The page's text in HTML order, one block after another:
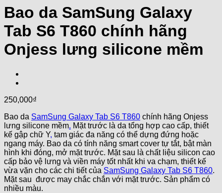
Bao da SamSung Galaxy
Tab S6 T860 chính hãng
Onjess lưng silicone mềm
250,000₫
Bao da SamSung Galaxy Tab S6 T860 chính hãng Onjess
lưng silicone mềm. Mặt trước là da tổng hợp cao cấp, thiết
kế gập chữ Y, tam giác đa năng có thể dựng đứng hoặc
ngang máy. Bao da có tính năng smart cover tự tắt, bật màn
hình khi đóng, mở mặt trước. Mặt sau là chất liệu silicon cao
cấp bảo vệ lưng và viền máy tốt nhất khi va chạm, thiết kế
vừa vặn cho các chi tiết của SamSung Galaxy Tab S6 T860.
Mặt sau được may chắc chắn với mặt trước. Sản phẩm có
nhiều màu.